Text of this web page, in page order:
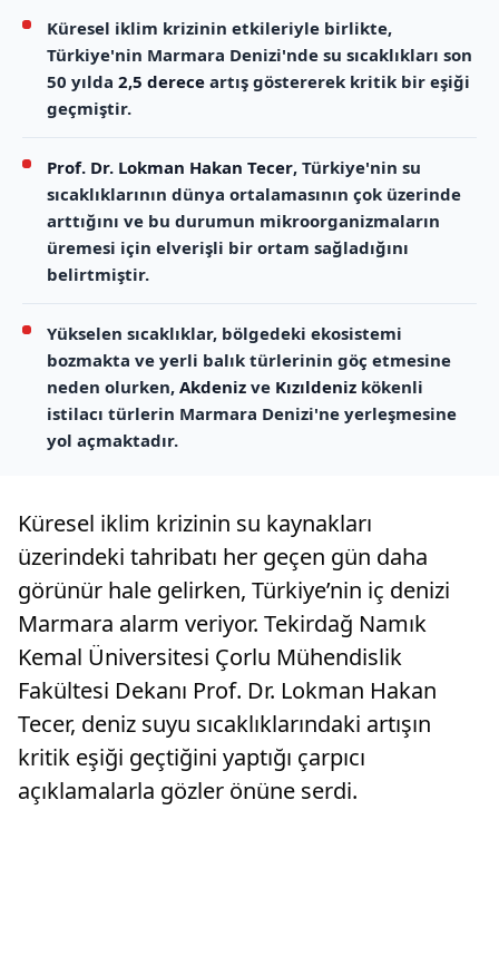
Küresel iklim krizinin etkileriyle birlikte,
Türkiye'nin Marmara Denizi'nde su sıcaklıkları son
50 yılda 2,5 derece artış göstererek kritik bir eşiği
geçmiştir.
Prof. Dr. Lokman Hakan Tecer, Türkiye'nin su
sıcaklıklarının dünya ortalamasının çok üzerinde
arttığını ve bu durumun mikroorganizmaların
üremesi için elverişli bir ortam sağladığını
belirtmiştir.
Yükselen sıcaklıklar, bölgedeki ekosistemi
bozmakta ve yerli balık türlerinin göç etmesine
neden olurken, Akdeniz ve Kızıldeniz kökenli
istilacı türlerin Marmara Denizi'ne yerleşmesine
yol açmaktadır.
Küresel iklim krizinin su kaynakları
üzerindeki tahribatı her geçen gün daha
görünür hale gelirken, Türkiye’nin iç denizi
Marmara alarm veriyor. Tekirdağ Namık
Kemal Üniversitesi Çorlu Mühendislik
Fakültesi Dekanı Prof. Dr. Lokman Hakan
Tecer, deniz suyu sıcaklıklarındaki artışın
kritik eşiği geçtiğini yaptığı çarpıcı
açıklamalarla gözler önüne serdi.